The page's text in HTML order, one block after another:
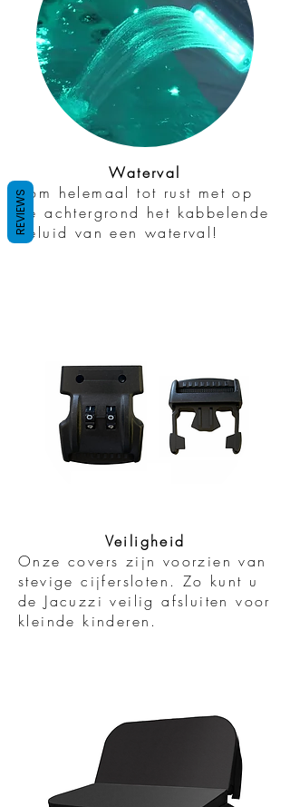
Waterval
Kom helemaal tot rust met op
de achtergrond het kabbelende
geluid van een waterval!
Veiligheid
Onze covers zijn voorzien van
stevige cijfersloten. Zo kunt u
de Jacuzzi veilig afsluiten voor
kleinde kinderen.
REVIEWS